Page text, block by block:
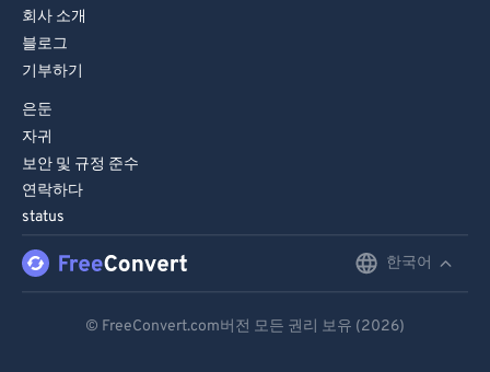
회사 소개
블로그
기부하기
은둔
자귀
보안 및 규정 준수
연락하다
status
한국어
© FreeConvert.com버전 모든 권리 보유 (2026)